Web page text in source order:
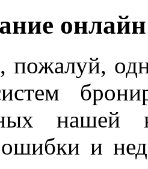
онлайн
пожалуй,
нашей
ошибки и